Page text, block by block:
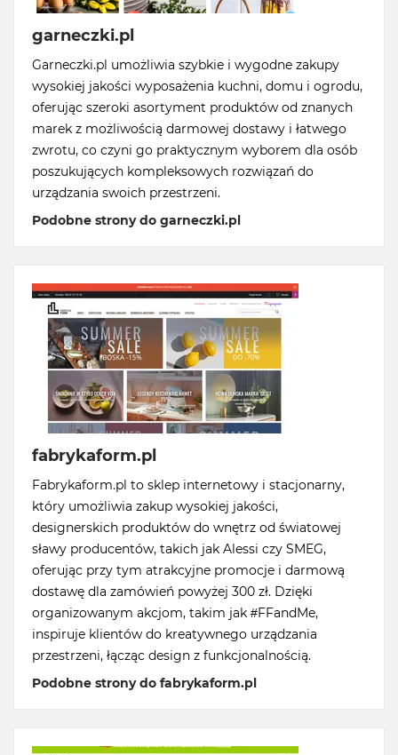
garneczki.pl
Garneczki.pl umożliwia szybkie i wygodne zakupy
wysokiej jakości wyposażenia kuchni, domu i ogrodu,
oferując szeroki asortyment produktów od znanych
marek z możliwością darmowej dostawy i łatwego
zwrotu, co czyni go praktycznym wyborem dla osób
poszukujących kompleksowych rozwiązań do
urządzania swoich przestrzeni.
Podobne strony do garneczki.pl
fabrykaform.pl
Fabrykaform.pl to sklep internetowy i stacjonarny,
który umożliwia zakup wysokiej jakości,
designerskich produktów do wnętrz od światowej
sławy producentów, takich jak Alessi czy SMEG,
oferując przy tym atrakcyjne promocje i darmową
dostawę dla zamówień powyżej 300 zł. Dzięki
organizowanym akcjom, takim jak #FFandMe,
inspiruje klientów do kreatywnego urządzania
przestrzeni, łącząc design z funkcjonalnością.
Podobne strony do fabrykaform.pl